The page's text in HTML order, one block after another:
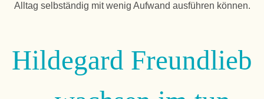
Alltag selbständig mit wenig Aufwand ausführen können.
Hildegard Freundlieb